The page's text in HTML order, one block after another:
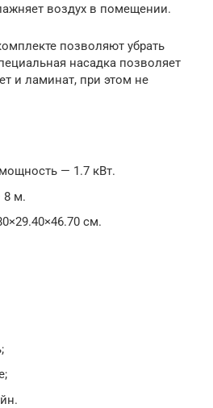
воздух в помещении.
позволяют убрать
насадка позволяет
и ламинат, при этом не
— 1.7 кВт.
8 м.
см.